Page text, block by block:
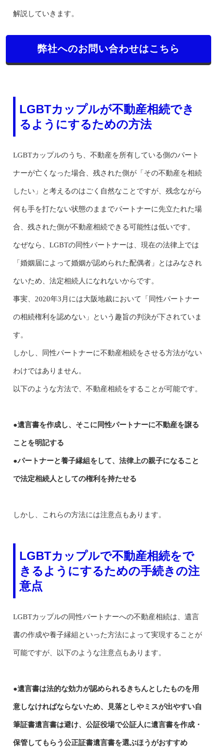
解説していきます。
弊社へのお問い合わせはこちら
LGBTカップルが不動産相続でき
るようにするための方法
LGBTカップルのうち、不動産を所有している側のパート
ナーが亡くなった場合、残された側が「その不動産を相続
したい」と考えるのはごく自然なことですが、残念ながら
何も手を打たない状態のままでパートナーに先立たれた場
合、残された側が不動産相続できる可能性は低いです。
なぜなら、LGBTの同性パートナーは、現在の法律上では
「婚姻届によって婚姻が認められた配偶者」とはみなされ
ないため、法定相続人になれないからです。
事実、2020年3月には大阪地裁において「同性パートナー
の相続権利を認めない」という趣旨の判決が下されていま
す。
しかし、同性パートナーに不動産相続をさせる方法がない
わけではありません。
以下のような方法で、不動産相続をすることが可能です。
●遺言書を作成し、そこに同性パートナーに不動産を譲る
ことを明記する
●パートナーと養子縁組をして、法律上の親子になること
で法定相続人としての権利を持たせる
しかし、これらの方法には注意点もあります。
LGBTカップルで不動産相続をで
きるようにするための手続きの注
意点
LGBTカップルの同性パートナーへの不動産相続は、遺言
書の作成や養子縁組といった方法によって実現することが
可能ですが、以下のような注意点もあります。
●遺言書は法的な効力が認められるきちんとしたものを用
意しなければならないため、見落としやミスが出やすい自
筆証書遺言書は避け、公証役場で公証人に遺言書を作成・
保管してもらう公正証書遺言書を選ぶほうがおすすめ